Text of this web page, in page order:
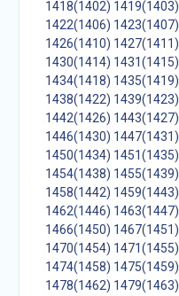
1418(1402) 1419(1403)
1422(1406) 1423(1407)
1426(1410) 1427(1411)
1430(1414) 1431(1415)
1434(1418) 1435(1419)
1438(1422) 1439(1423)
1442(1426) 1443(1427)
1446(1430) 1447(1431)
1450(1434) 1451(1435)
1454(1438) 1455(1439)
1458(1442) 1459(1443)
1462(1446) 1463(1447)
1466(1450) 1467(1451)
1470(1454) 1471(1455)
1474(1458) 1475(1459)
1478(1462) 1479(1463)